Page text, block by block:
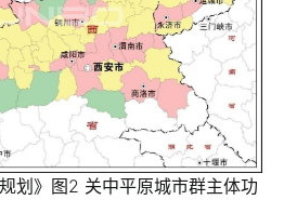
划》图2 关中平原城市群主体功